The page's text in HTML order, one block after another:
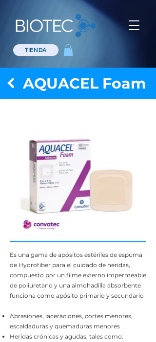
TIENDA
AQUACEL Foam
Es una gama de apósitos estériles de espuma
de Hydrofiber para el cuidado de heridas,
compuesto por un filme externo impermeable
de poliuretano y una almohadilla absorbente
funciona como apósito primario y secundario
Abrasiones, laceraciones, cortes menores,
escaldaduras y quemaduras menores
Heridas crónicas y agudas, tales como: